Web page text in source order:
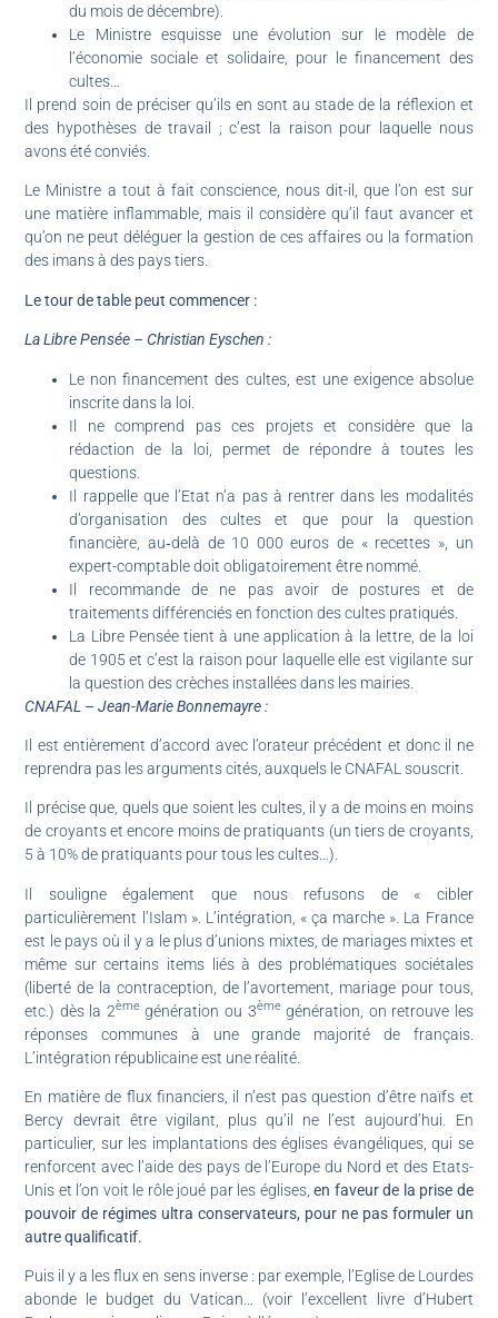
du mois de décembre).
Le Ministre esquisse une évolution sur le modèle de
l’économie sociale et solidaire, pour le financement des
cultes…
Il prend soin de préciser qu’ils en sont au stade de la réflexion et
des hypothèses de travail ; c’est la raison pour laquelle nous
avons été conviés.
Le Ministre a tout à fait conscience, nous dit-il, que l’on est sur
une matière inflammable, mais il considère qu’il faut avancer et
qu’on ne peut déléguer la gestion de ces affaires ou la formation
des imans à des pays tiers.
Le tour de table peut commencer :
La Libre Pensée – Christian Eyschen :
Le non financement des cultes, est une exigence absolue
inscrite dans la loi.
Il ne comprend pas ces projets et considère que la
rédaction de la loi, permet de répondre à toutes les
questions.
Il rappelle que l’Etat n’a pas à rentrer dans les modalités
d’organisation des cultes et que pour la question
financière, au‑delà de 10 000 euros de « recettes », un
expert-comptable doit obligatoirement être nommé.
Il recommande de ne pas avoir de postures et de
traitements différenciés en fonction des cultes pratiqués.
La Libre Pensée tient à une application à la lettre, de la loi
de 1905 et c’est la raison pour laquelle elle est vigilante sur
la question des crèches installées dans les mairies.
CNAFAL – Jean-Marie Bonnemayre :
Il est entièrement d’accord avec l’orateur précédent et donc il ne
reprendra pas les arguments cités, auxquels le CNAFAL souscrit.
Il précise que, quels que soient les cultes, il y a de moins en moins
de croyants et encore moins de pratiquants (un tiers de croyants,
5 à 10% de pratiquants pour tous les cultes…).
Il souligne également que nous refusons de « cibler
particulièrement l’Islam ». L’intégration, « ça marche ». La France
est le pays où il y a le plus d’unions mixtes, de mariages mixtes et
même sur certains items liés à des problématiques sociétales
(liberté de la contraception, de l’avortement, mariage pour tous,
etc.) dès la 2èmegénération ou 3èmegénération, on retrouve les
réponses communes à une grande majorité de français.
L’intégration républicaine est une réalité.
En matière de flux financiers, il n’est pas question d’être naïfs et
Bercy devrait être vigilant, plus qu’il ne l’est aujourd’hui. En
particulier, sur les implantations des églises évangéliques, qui se
renforcent avec l’aide des pays de l’Europe du Nord et des Etats-
Unis et l’on voit le rôle joué par les églises,en faveur de la prise de
pouvoir de régimes ultra conservateurs, pour ne pas formuler un
autre qualificatif.
Puis il y a les flux en sens inverse : par exemple, l’Eglise de Lourdes
abonde le budget du Vatican… (voir l’excellent livre d’Hubert